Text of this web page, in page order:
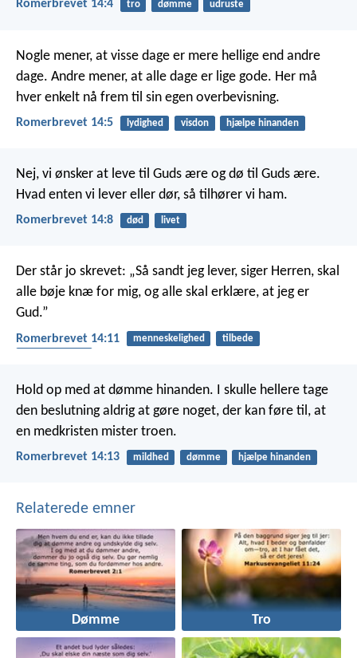
Romerbrevet 14:4 tro dømme udruste
Nogle mener, at visse dage er mere hellige end andre
dage. Andre mener, at alle dage er lige gode. Her må
hver enkelt nå frem til sin egen overbevisning.
Romerbrevet 14:5 lydighed visdon hjælpe hinanden
Nej, vi ønsker at leve til Guds ære og dø til Guds ære.
Hvad enten vi lever eller dør, så tilhører vi ham.
Romerbrevet 14:8 død livet
Der står jo skrevet: „Så sandt jeg lever, siger Herren, skal
alle bøje knæ for mig, og alle skal erklære, at jeg er
Gud.”
Romerbrevet 14:11 menneskelighed
tilbede
Hold op med at dømme hinanden. I skulle hellere tage
den beslutning aldrig at gøre noget, der kan føre til, at
en medkristen mister troen.
Romerbrevet 14:13 mildhed dømme hjælpe hinanden
Relaterede emner
Dømme Tro